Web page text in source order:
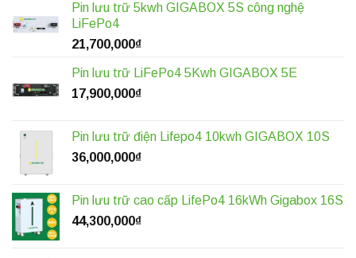
Pin lưu trữ 5kwh GIGABOX 5S công nghệ
LiFePo4
21,700,000₫
Pin lưu trữ LiFePo4 5Kwh GIGABOX 5E
17,900,000₫
Pin lưu trữ điện Lifepo4 10kwh GIGABOX 10S
36,000,000₫
Pin lưu trữ cao cấp LifePo4 16kWh Gigabox 16S
44,300,000₫